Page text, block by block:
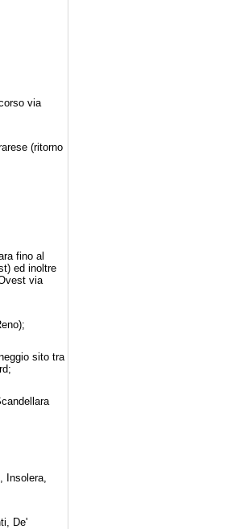
via
(ritorno
fino al
ed inoltre
via
sito tra
Insolera,
De'